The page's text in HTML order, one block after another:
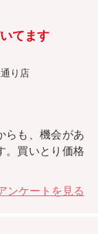
てます
り店
らも、機会があ
買いとり価格
ンケートを見る